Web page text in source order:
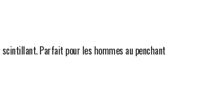
Parfait pour les hommes au penchant